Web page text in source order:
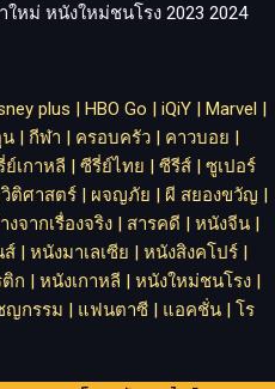
หม่ หนังใหม่ชนโรง 2023 2024
plus | HBO Go | iQiY | Marvel |
น | กีฬา | ครอบครัว | คาวบอย |
ย์เกาหลี | ซีรี่ย์ไทย | ซีรีส์ | ซูเปอร์
ติศาสตร์ | ผจญภัย | ผี สยองขวัญ |
งจากเรื่องจริง | สารคดี | หนังจีน |
ส์ | หนังมาเลเซีย | หนังสิงคโปร์ |
ก | หนังเกาหลี | หนังใหม่ชนโรง |
ญกรรม | แฟนตาซี | แอคชั่น | โร